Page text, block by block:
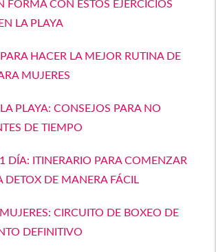
FORMA CON ESTOS EJERCICIOS
LA PLAYA
HACER LA MEJOR RUTINA DE
MUJERES
PLAYA: CONSEJOS PARA NO
DE TIEMPO
DÍA: ITINERARIO PARA COMENZAR
DETOX DE MANERA FÁCIL
CIRCUITO DE BOXEO DE
DEFINITIVO